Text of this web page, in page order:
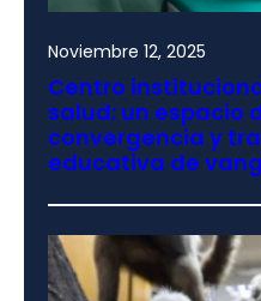
Noviembre 12, 2025
Centro
salud: un espacio
convergencia y
educativa de